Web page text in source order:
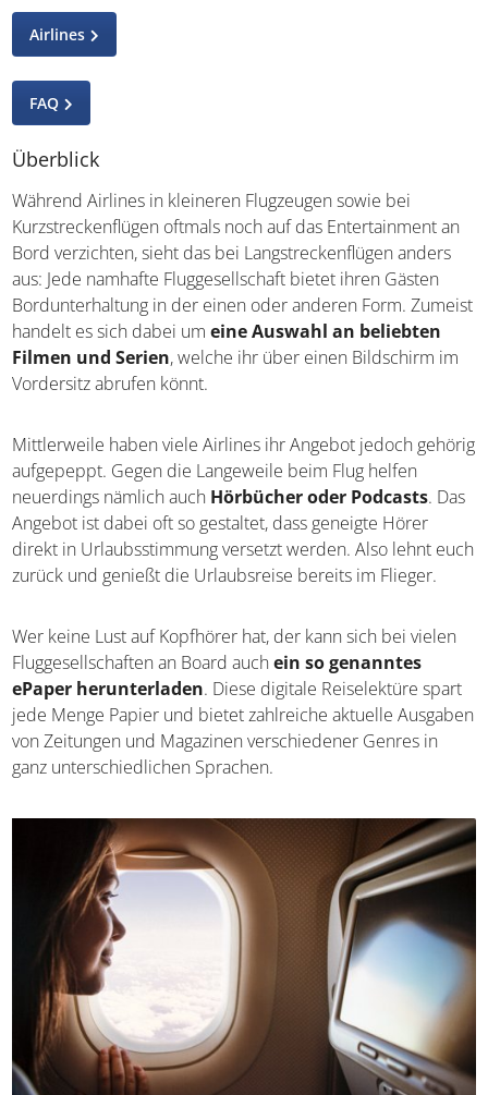
Airlines
FAQ
Überblick
Während Airlines in kleineren Flugzeugen sowie bei
Kurzstreckenflügen oftmals noch auf das Entertainment an
Bord verzichten, sieht das bei Langstreckenflügen anders
aus: Jede namhafte Fluggesellschaft bietet ihren Gästen
Bordunterhaltung in der einen oder anderen Form. Zumeist
handelt es sich dabei umeine Auswahl an beliebten
Filmen und Serien, welche ihr über einen Bildschirm im
Vordersitz abrufen könnt.
Mittlerweile haben viele Airlines ihr Angebot jedoch gehörig
aufgepeppt. Gegen die Langeweile beim Flug helfen
neuerdings nämlich auch Hörbücher oder Podcasts. Das
Angebot ist dabei oft so gestaltet, dass geneigte Hörer
direkt in Urlaubsstimmung versetzt werden. Also lehnt euch
zurück und genießt die Urlaubsreise bereits im Flieger.
Wer keine Lust auf Kopfhörer hat, der kann sich bei vielen
Fluggesellschaften an Board auchein so genanntes
ePaper herunterladen. Diese digitale Reiselektüre spart
jede Menge Papier und bietet zahlreiche aktuelle Ausgaben
von Zeitungen und Magazinen verschiedener Genres in
ganz unterschiedlichen Sprachen.